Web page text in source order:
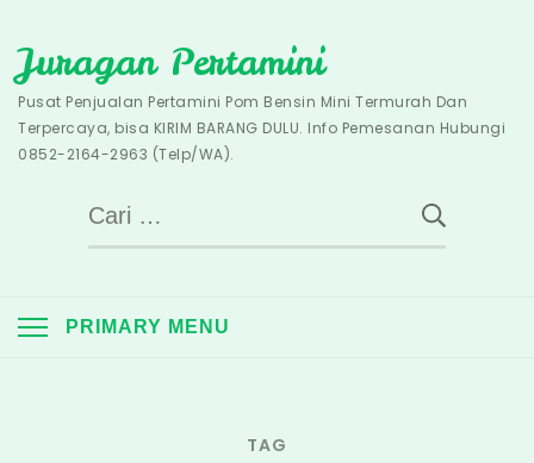
to
content
Juragan Pertamini
Pusat Penjualan Pertamini Pom Bensin Mini Termurah Dan
Terpercaya, bisa KIRIM BARANG DULU. Info Pemesanan Hubungi
0852-2164-2963 (Telp/WA).
Cari
untuk:
PRIMARY MENU
TAG